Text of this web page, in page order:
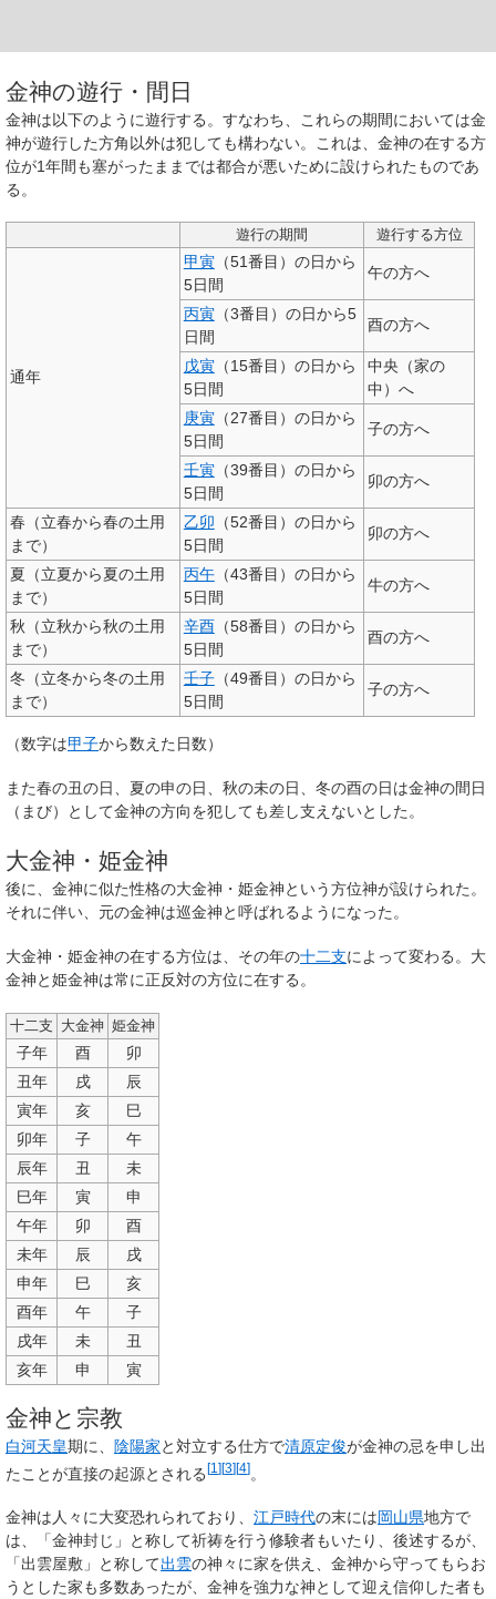
金神の遊行・間日
金神は以下のように遊行する。すなわち、これらの期間においては金
神が遊行した方角以外は犯しても構わない。これは、金神の在する方
位が1年間も塞がったままでは都合が悪いために設けられたものであ
る。
遊行の期間 遊行する方位
通年
甲寅（51番目）の日から
5日間
午の方へ
丙寅（3番目）の日から5
日間
酉の方へ
戊寅（15番目）の日から
5日間
中央（家の
中）へ
庚寅（27番目）の日から
5日間
子の方へ
壬寅（39番目）の日から
5日間
卯の方へ
春（立春から春の土用
まで）
乙卯 （52番目）の日から
5日間
卯の方へ
夏（立夏から夏の土用
まで）
丙午（43番目）の日から
5日間
牛の方へ
秋（立秋から秋の土用
まで）
辛酉（58番目）の日から
5日間
酉の方へ
冬（立冬から冬の土用
まで）
壬子（49番目）の日から
5日間
子の方へ
（数字は甲子から数えた日数）
また春の丑の日、夏の申の日、秋の未の日、冬の酉の日は金神の間日
（まび）として金神の方向を犯しても差し支えないとした。
大金神・姫金神
後に、金神に似た性格の大金神 ・ 姫金神という方位神が設けられた。
それに伴い、元の金神は巡金神と呼ばれるようになった。
大金神・姫金神の在する方位は、その年の十二支によって変わる。大
金神と姫金神は常に正反対の方位に在する。
十二支 大金神 姫金神
子年 酉
卯
丑年
戌
辰
寅年
亥
巳
卯年
子
午
辰年
丑
未
巳年
寅
申
午年
卯
酉
未年
辰
戌
申年
巳
亥
酉年
午
子
戌年
未
丑
亥年
申 寅
金神と宗教
白河天皇期に、 陰陽家と対立する仕方で清原定俊が金神の忌を申し出
たことが直接の起源とされる[1 ][3][4]。
金神は人々に大変恐れられており、 江戸時代の末には岡山県地方で
は、「金神封じ」と称して祈祷を行う修験者もいたり、後述するが、
「出雲屋敷」と称して出雲の神々に家を供え、金神から守ってもらお
うとした家も多数あったが、金神を強力な神として迎え信仰した者も